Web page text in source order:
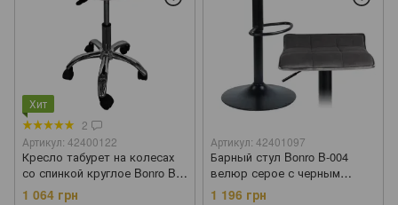
Хит
2
Артикул: 42400122
Кресло табурет на колесах
со спинкой круглое Bonro B-
498 белое (42400122)
1 064 грн
Артикул: 42401097
Барный стул Bonro B-004
велюр серое с черным
основанием (42401097)
1 196 грн